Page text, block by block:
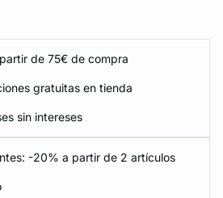
de 75€ de compra
gratuitas en tienda
sin intereses
-20% a partir de 2 artículos